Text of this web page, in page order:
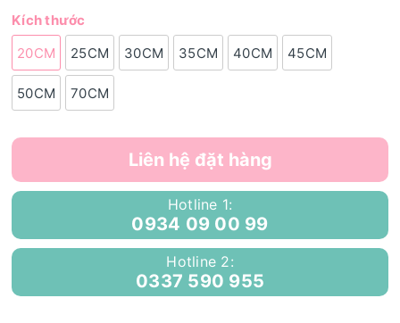
Kích thước
20CM
25CM 30CM 35CM 40CM 45CM
50CM 70CM
Liên hệ đặt hàng
Hotline 1:
0934 09 00 99
Hotline 2:
0337 590 955